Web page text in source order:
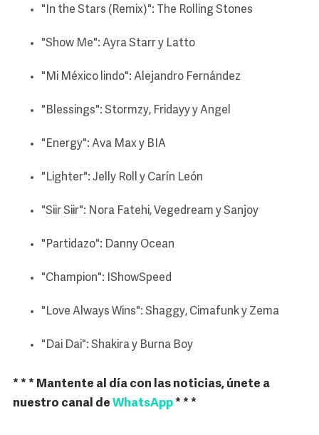
"In the Stars (Remix)": The Rolling Stones
"Show Me": Ayra Starr y Latto
"Mi México lindo": Alejandro Fernández
"Blessings": Stormzy, Fridayy y Angel
"Energy": Ava Max y BIA
"Lighter": Jelly Roll y Carín León
"Siir Siir": Nora Fatehi, Vegedream y Sanjoy
"Partidazo": Danny Ocean
"Champion": IShowSpeed
"Love Always Wins": Shaggy, Cimafunk y Zema
"Dai Dai": Shakira y Burna Boy
* * * Mantente al día con las noticias, únete a
nuestro canal de WhatsApp* * *